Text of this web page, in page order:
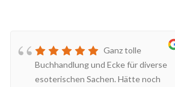
Ganz tolle
Buchhandlung und Ecke für diverse
esoterischen Sachen. Hätte noch